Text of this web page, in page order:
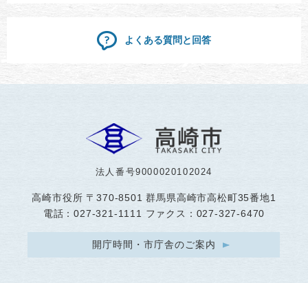
よくある質問と回答
法人番号9000020102024
高崎市役所 〒370-8501 群馬県高崎市高松町35番地1
電話：027-321-1111 ファクス：027-327-6470
開庁時間・市庁舎のご案内